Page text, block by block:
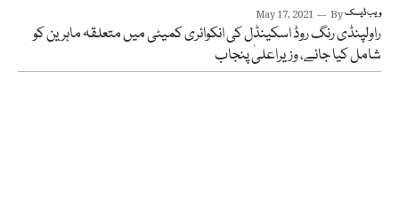
May 17, 2021 Byویب ڈیسک
راولپنڈی رنگ روڈ اسکینڈل کی انکوائری کمیٹی میں متعلقہ ماہرین کو
شامل کیا جائے، وزیراعلیٰ پنجاب